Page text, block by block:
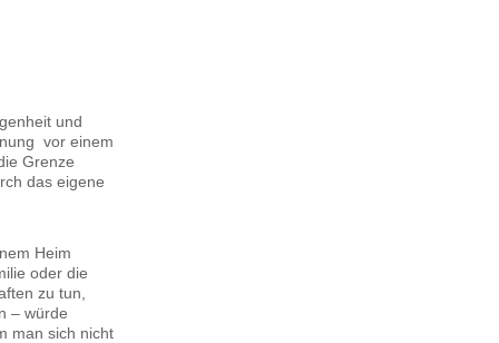
und
vor einem
Grenze
das eigene
Heim
oder die
zu tun,
– würde
man sich nicht